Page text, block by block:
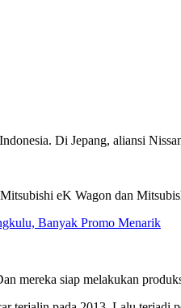
Di Jepang, aliansi
eK Wagon dan
Banyak Promo Menarik
mereka siap melakukan